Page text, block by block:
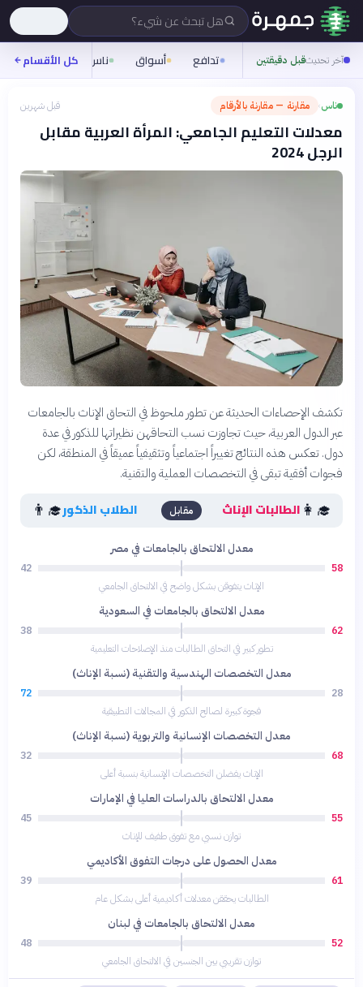
هل تبحث عن شيء؟
آخر تحديثقبل دقيقتين تدافع أسواق ناس روح
كل الأقسام
ناس› مقارنة — مقارنة بالأرقام قبل شهرين
معدلات التعليم الجامعي: المرأة العربية مقابل
الرجل 2024
تكشف الإحصاءات الحديثة عن تطور ملحوظ في التحاق الإناث بالجامعات
عبر الدول العربية، حيث تجاوزت نسب التحاقهن نظيراتها للذكور في عدة
دول. تعكس هذه النتائج تغييراً اجتماعياً وتثقيفياً عميقاً في المنطقة، لكن
فجوات أفقية تبقى في التخصصات العملية والتقنية.
👩‍🎓الطالبات الإناث مقابل الطلاب الذكور👨‍🎓
معدل الالتحاق بالجامعات في مصر
58
42
الإناث يتفوقن بشكل واضح في الالتحاق الجامعي
معدل الالتحاق بالجامعات في السعودية
62
38
تطور كبير في التحاق الطالبات منذ الإصلاحات التعليمية
معدل التخصصات الهندسية والتقنية (نسبة الإناث)
28
72
فجوة كبيرة لصالح الذكور في المجالات التطبيقية
معدل التخصصات الإنسانية والتربوية (نسبة الإناث)
68
32
الإناث يفضلن التخصصات الإنسانية بنسبة أعلى
معدل الالتحاق بالدراسات العليا في الإمارات
55
45
توازن نسبي مع تفوق طفيف للإناث
معدل الحصول على درجات التفوق الأكاديمي
61
39
الطالبات يحققن معدلات أكاديمية أعلى بشكل عام
معدل الالتحاق بالجامعات في لبنان
52
48
توازن تقريبي بين الجنسين في الالتحاق الجامعي